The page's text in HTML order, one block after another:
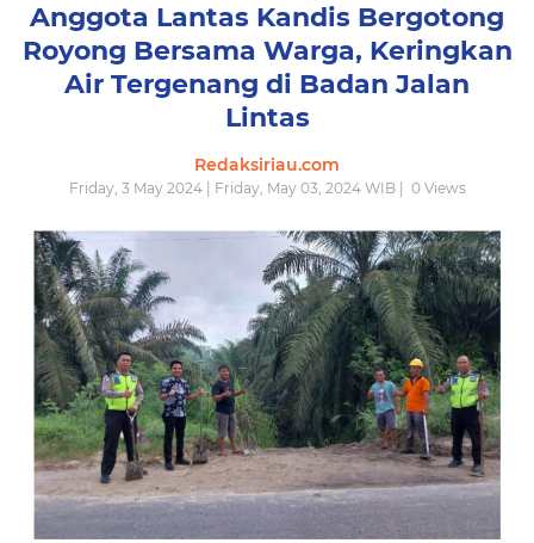
Anggota Lantas Kandis Bergotong
Royong Bersama Warga, Keringkan
Air Tergenang di Badan Jalan
Lintas
Redaksiriau.com
Friday, 3 May 2024 | Friday, May 03, 2024 WIB | 0Views